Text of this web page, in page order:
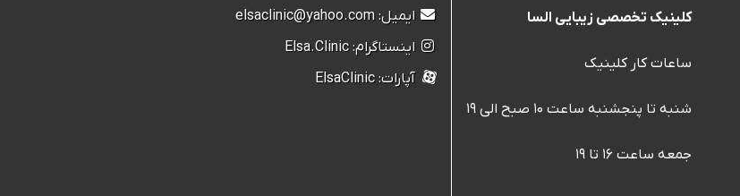
کلینیک تخصصی زیبایی السا
ساعات کار کلینیک
شنبه تا پنجشنبه ساعت ۱۰ صبح الی ۱۹
جمعه ساعت ۱۶ تا ۱۹
ایمیل: elsaclinic@yahoo.com
اینستاگرام: Elsa.Clinic
آپارات: ElsaClinic